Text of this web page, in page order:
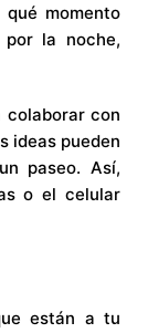
momento
por la noche,
colaborar con
ideas pueden
paseo. Así,
o el celular
están a tu